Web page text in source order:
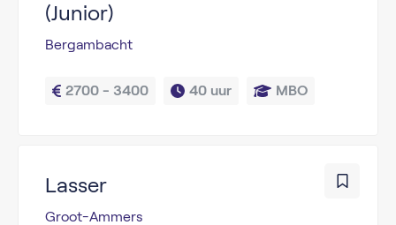
(Junior)
Bergambacht
2700 - 3400 40 uur MBO
Lasser
Groot-Ammers